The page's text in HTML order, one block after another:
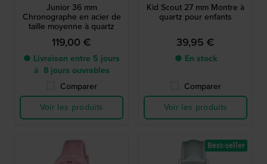
Junior 36 mm
Chronographe en acier de
taille moyenne à quartz
119,00 €
● Livraison entre 5 jours
à 8 jours ouvrables
Comparer
Voir les produits
Kid Scout 27 mm Montre à
quartz pour enfants
39,95 €
● En stock
Comparer
Voir les produits
Best-seller